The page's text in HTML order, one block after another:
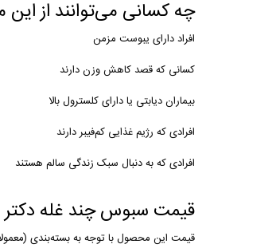
چه کسانی می‌توانند از
افراد دارای یبوست مزمن
کسانی که قصد کاهش وزن دارند
بیماران دیابتی یا دارای کلسترول بالا
افرادی که رژیم غذایی کم‌فیبر دارند
افرادی که به دنبال سبک زندگی سالم هستند
قیمت سبوس چند غله دکتر
قیمت این محصول با توجه به بسته‌بندی (معمولاً 300 یا 400 گرمی) در